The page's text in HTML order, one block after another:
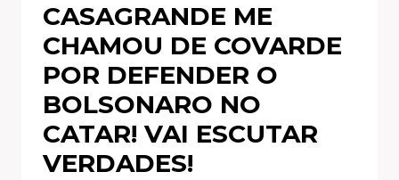
CASAGRANDE ME
CHAMOU DE COVARDE
POR DEFENDER O
BOLSONARO NO
CATAR! VAI ESCUTAR
VERDADES!